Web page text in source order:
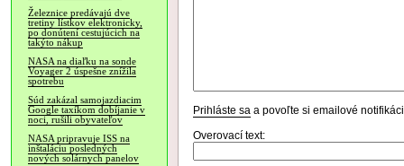
Železnice predávajú dve
tretiny lístkov elektronicky,
po donútení cestujúcich na
takýto nákup
NASA na diaľku na sonde
Voyager 2 úspešne znížila
spotrebu
Súd zakázal samojazdiacim
Google taxíkom dobíjanie v
noci, rušili obyvateľov
NASA pripravuje ISS na
inštaláciu posledných
nových solárnych panelov
Prihláste sa a povoľte si emailové
Overovací text: